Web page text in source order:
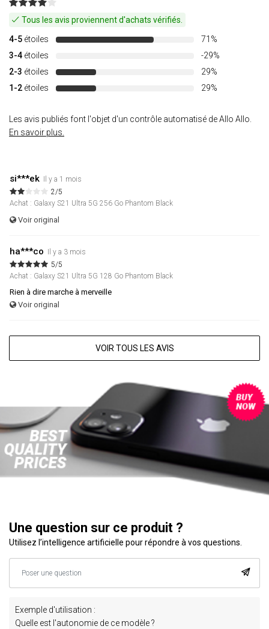
Tous les avis proviennent d'achats vérifiés.
4-5 étoiles
71%
3-4 étoiles
-29%
2-3 étoiles
29%
1-2 étoiles 29%
Les avis publiés font l'objet d'un contrôle automatisé de Allo Allo.
En savoir plus.
si***ek
Il y a 1 mois
2/5
Achat : Galaxy S21 Ultra 5G 256 Go Phantom Black
Voir original
ha***co
Il y a 3 mois
5/5
Achat : Galaxy S21 Ultra 5G 128 Go Phantom Black
Rien à dire marche à merveille
Voir original
VOIR TOUS LES AVIS
Une question sur ce produit ?
Utilisez l’intelligence artificielle pour répondre à vos questions.
Exemple d'utilisation :
Quelle est l'autonomie de ce modèle ?